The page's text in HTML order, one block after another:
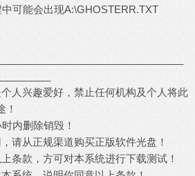
可能会出现A:\GHOSTERR.TXT
人兴趣爱好，禁止任何机构及个人将此
！
内删除销毁！
请从正规渠道购买正版软件光盘！
条款，方可对本系统进行下载测试！